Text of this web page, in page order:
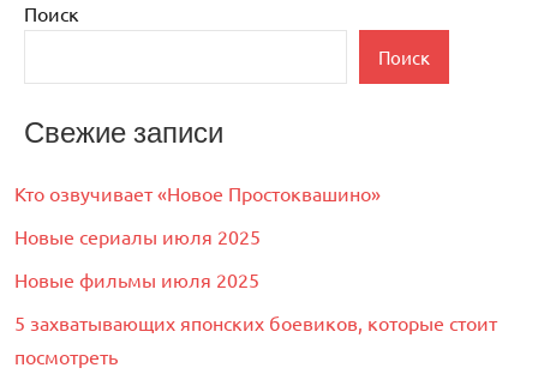
Поиск
Поиск
Свежие записи
Кто озвучивает «Новое Простоквашино»
Новые сериалы июля 2025
Новые фильмы июля 2025
5 захватывающих японских боевиков, которые стоит
посмотреть